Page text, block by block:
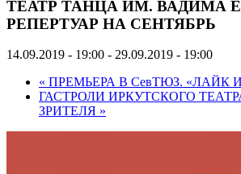
ТЕАТР ТАНЦА ИМ. ВАДИМА
РЕПЕРТУАР НА СЕНТЯБРЬ
14.09.2019 - 19:00 - 29.09.2019 - 19:00
« ПРЕМЬЕРА В СевТЮЗ. «ЛАЙК
ГАСТРОЛИ ИРКУТСКОГО
ЗРИТЕЛЯ »